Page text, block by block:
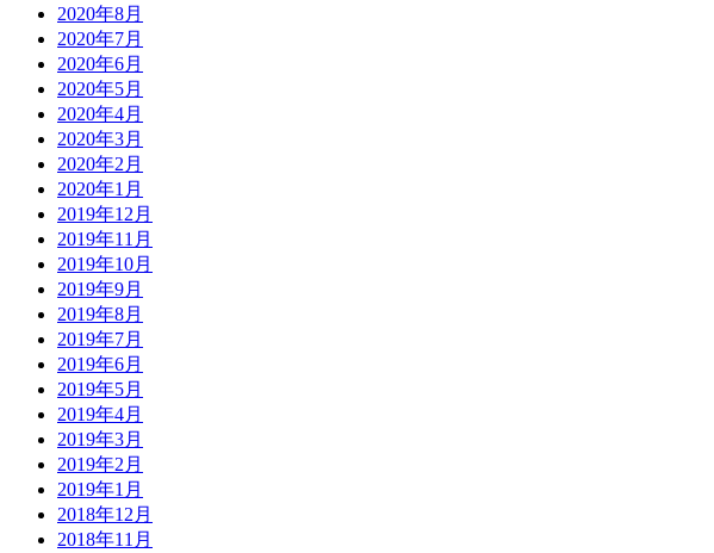
2020年8月
2020年7月
2020年6月
2020年5月
2020年4月
2020年3月
2020年2月
2020年1月
2019年12月
2019年11月
2019年10月
2019年9月
2019年8月
2019年7月
2019年6月
2019年5月
2019年4月
2019年3月
2019年2月
2019年1月
2018年12月
2018年11月